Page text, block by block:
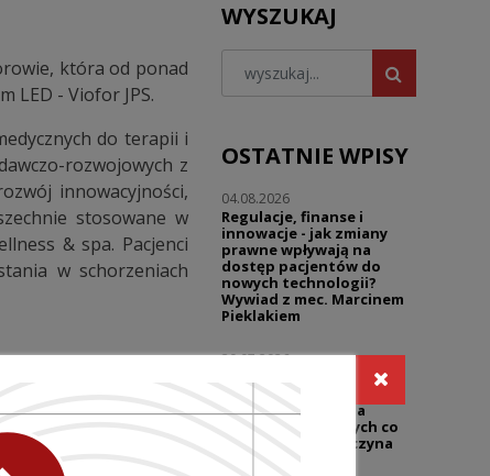
która od ponad
LED - Viofor JPS.
do terapii i
rozwojowych z
innowacyjności,
stosowane w
& spa. Pacjenci
w schorzeniach
WYSZUKAJ
OSTATNIE WPISY
04.08.2026
Regulacje, finanse i
innowacje - jak zmiany
prawne wpływają na
dostęp pacjentów do
nowych technologii?
Wywiad z mec. Marcinem
Pieklakiem
30.07.2026
Warsztaty | Dialog w
praktyka | Reklama
sklepów medycznych co
wolno, a gdzie zaczyna